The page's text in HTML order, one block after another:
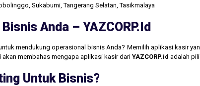
Sukabumi, Tangerang Selatan, Tasikmalaya
Anda – YAZCORP.id
mendukung operasional bisnis Anda? Memilih aplikasi kasir
membahas mengapa aplikasi kasir dari YAZCORP.id adalah
Untuk Bisnis?